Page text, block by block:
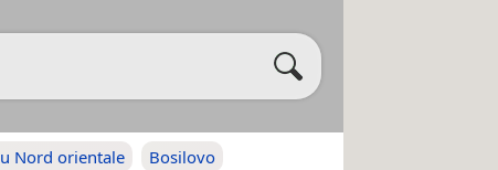
Nord orientale Bosilovo